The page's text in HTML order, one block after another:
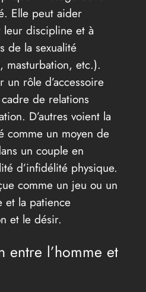
Elle peut aider
discipline et à
de la sexualité
masturbation, etc.).
un rôle d’accessoire
de relations
D’autres voient la
comme un moyen de
un couple en
d’infidélité physique.
comme un jeu ou un
et la patience
et le désir.
entre l’homme et